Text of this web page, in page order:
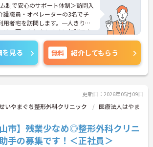
制で安心のサポート体制＞訪問入
護職員・オペレーターの3名でチ
用者宅を訪問します。一人きりで
め、困ったときもすぐに相談でき
す。チームワークを大切にしなが
者に快適な入浴時間を提供でき
仕事です。
！隙間時間を活かせる柔軟な働き
日2時間からの勤務が可能で、ご
も可能なので、家事や育児の合間
方にもぴったりです。
スキルアップ＞入社時研修をは
や介護技術スキルアップ研修な
度が非常に充実しています。
を見る 無料 紹介してもらう
更新日：2026年05月09日
いやまぐち整形外科クリニック
医療法人はやま
山市】残業少なめ◎整形外科クリニ
手の募集です！＜正社員＞